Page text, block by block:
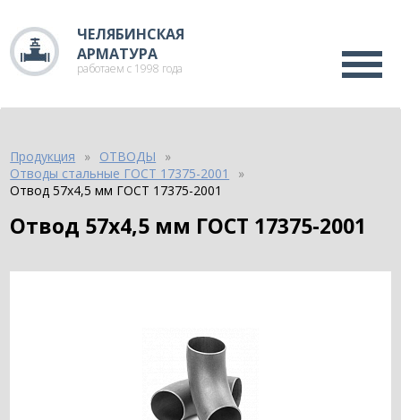
ЧЕЛЯБИНСКАЯ
АРМАТУРА
работаем с 1998 года
Продукция
ОТВОДЫ
Отводы стальные ГОСТ 17375-2001
Отвод 57х4,5 мм ГОСТ 17375-2001
Отвод 57х4,5 мм ГОСТ 17375-2001